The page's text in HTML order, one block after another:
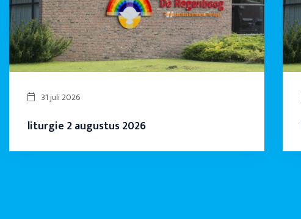
31 juli 2026
liturgie 2 augustus 2026